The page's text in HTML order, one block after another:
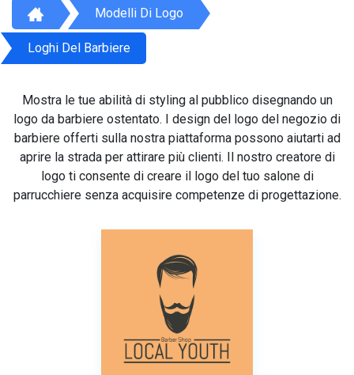
Modelli Di Logo
Loghi Del Barbiere
Mostra le tue abilità di styling al pubblico disegnando un
logo da barbiere ostentato. I design del logo del negozio di
barbiere offerti sulla nostra piattaforma possono aiutarti ad
aprire la strada per attirare più clienti. Il nostro creatore di
logo ti consente di creare il logo del tuo salone di
parrucchiere senza acquisire competenze di progettazione.